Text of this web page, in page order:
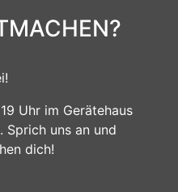
Uhr im Gerätehaus
Sprich uns an und
dich!